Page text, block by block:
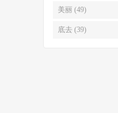
美丽 (49)
底去 (39)